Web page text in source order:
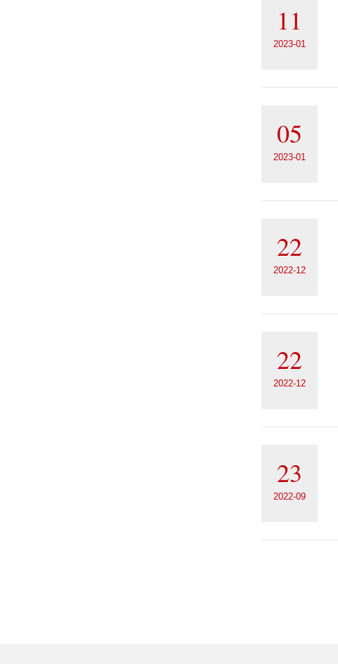
11
2023-01
05
2023-01
22
2022-12
22
2022-12
23
2022-09